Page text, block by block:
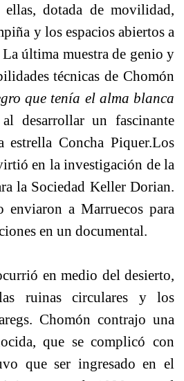
dotada de movilidad,
y los espacios abiertos a
última muestra de genio y
técnicas de Chomón
que tenía el alma blanca
desarrollar un fascinante
estrella Concha Piquer.Los
en la investigación de la
la Sociedad Keller Dorian.
enviaron a Marruecos para
en un documental.
en medio del desierto,
ruinas circulares y los
Chomón contrajo una
que se complicó con
que ser ingresado en el